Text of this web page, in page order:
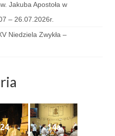
Apostoła 2020
21.06.2020
Parafialnych
Jakuba Apostoła w
– 26.07.2026r.
Niedziela Zwykła –
24 14a